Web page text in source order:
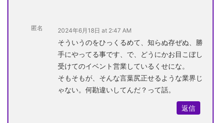
匿名 2024年6月18日 at 2:47 AM
そういうのをひっくるめて、知らぬ存ぜぬ、勝
手にやってる事です、で、どうにかお目こぼし
受けてのイベント営業しているくせにな。
そもそもが、そんな言葉尻正せるような業界じ
ゃない。何勘違いしてんだ？って話。
返信